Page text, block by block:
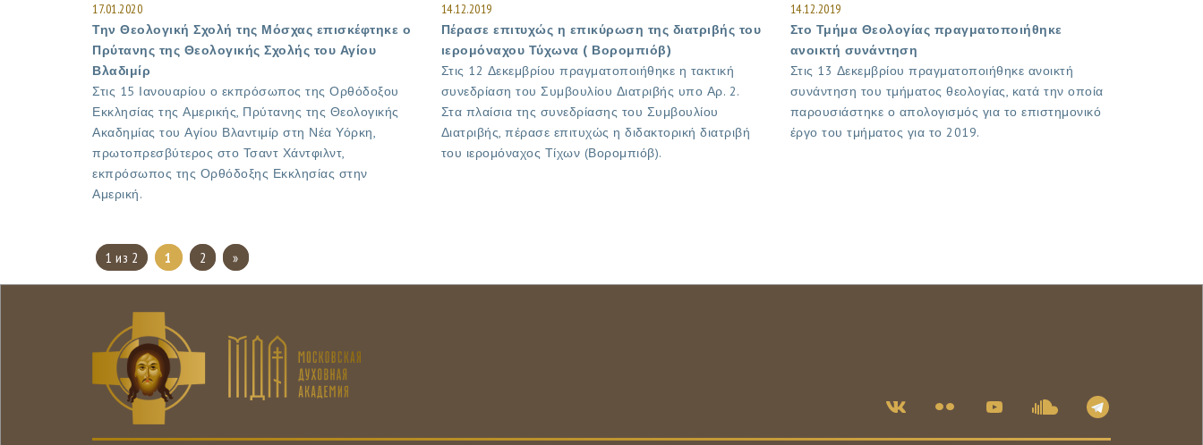
17.01.2020
Την Θεολογική Σχολή της Μόσχας επισκέφτηκε ο
Πρύτανης της Θεολογικής Σχολής του Αγίου
Βλαδιμίρ
Στις 15 Ιανουαρίου ο εκπρόσωπος της Ορθόδοξου
Εκκλησίας της Αμερικής, Πρύτανης της Θεολογικής
Ακαδημίας του Αγίου Βλαντιμίρ στη Νέα Υόρκη,
πρωτοπρεσβύτερος στο Τσαντ Χάντφιλντ,
εκπρόσωπος της Ορθόδοξης Εκκλησίας στην
Αμερική.
14.12.2019
Πέρασε επιτυχώς η επικύρωση της διατριβής του
ιερομόναχου Τύχωνα ( Βορομπιόβ)
Στις 12 Δεκεμβρίου πραγματοποιήθηκε η τακτική
συνεδρίαση του Συμβουλίου Διατριβής υπο Αρ. 2.
Στα πλαίσια της συνεδρίασης του Συμβουλίου
Διατριβής, πέρασε επιτυχώς η διδακτορική διατριβή
του ιερομόναχος Τίχων (Βορομπιόβ).
14.12.2019
Στο Τμήμα Θεολογίας πραγματοποιήθηκε
ανοικτή συνάντηση
Στις 13 Δεκεμβρίου πραγματοποιήθηκε ανοικτή
συνάντηση του τμήματος θεολογίας, κατά την οποία
παρουσιάστηκε ο απολογισμός για το επιστημονικό
έργο του τμήματος για το 2019.
1 из 2 1 2 »